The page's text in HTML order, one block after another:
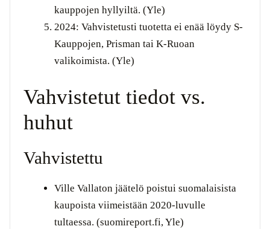
kauppojen hyllyiltä. (Yle)
2024: Vahvistetusti tuotetta ei enää löydy S-
Kauppojen, Prisman tai K-Ruoan
valikoimista. (Yle)
Vahvistetut tiedot vs.
huhut
Vahvistettu
Ville Vallaton jäätelö poistui suomalaisista
kaupoista viimeistään 2020-luvulle
tultaessa. (suomireport.fi, Yle)